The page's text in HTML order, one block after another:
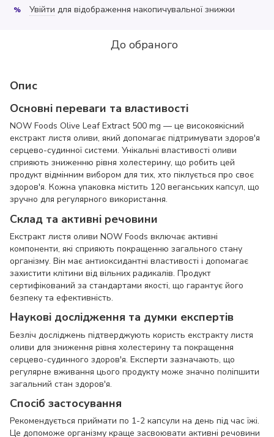
% Увійти для відображення накопичувальної знижки
До обраного
Опис
Основні переваги та властивості
NOW Foods Olive Leaf Extract 500 mg — це високоякісний
екстракт листя оливи, який допомагає підтримувати здоров'я
серцево-судинної системи. Унікальні властивості оливи
сприяють зниженню рівня холестерину, що робить цей
продукт відмінним вибором для тих, хто піклується про своє
здоров'я. Кожна упаковка містить 120 веганських капсул, що
зручно для регулярного використання.
Склад та активні речовини
Екстракт листя оливи NOW Foods включає активні
компоненти, які сприяють покращенню загального стану
організму. Він має антиоксидантні властивості і допомагає
захистити клітини від вільних радикалів. Продукт
сертифікований за стандартами якості, що гарантує його
безпеку та ефективність.
Наукові дослідження та думки експертів
Безліч досліджень підтверджують користь екстракту листя
оливи для зниження рівня холестерину та покращення
серцево-судинного здоров'я. Експерти зазначають, що
регулярне вживання цього продукту може значно поліпшити
загальний стан здоров'я.
Спосіб застосування
Рекомендується приймати по 1-2 капсули на день під час їжі.
Це допоможе організму краще засвоювати активні речовини